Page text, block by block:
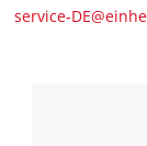
service-